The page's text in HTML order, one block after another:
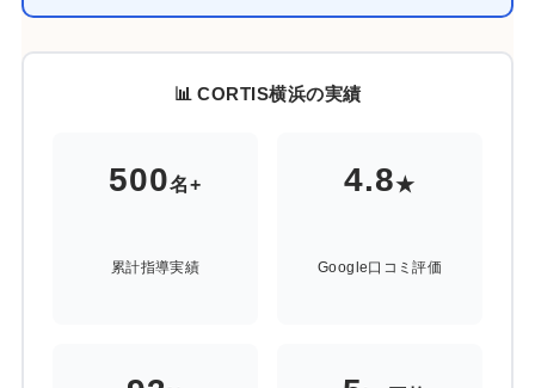
📊 CORTIS横浜の実績
500名+
累計指導実績
4.8★
Google口コミ評価